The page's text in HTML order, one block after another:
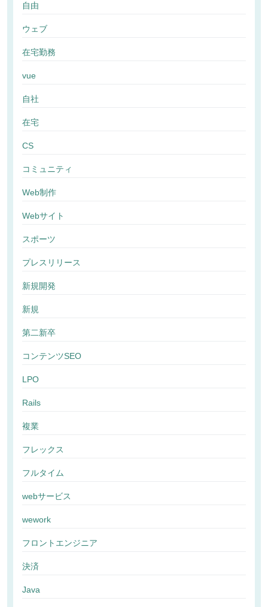
自由
ウェブ
在宅勤務
vue
自社
在宅
CS
コミュニティ
Web制作
Webサイト
スポーツ
プレスリリース
新規開発
新規
第二新卒
コンテンツSEO
LPO
Rails
複業
フレックス
フルタイム
webサービス
wework
フロントエンジニア
決済
Java